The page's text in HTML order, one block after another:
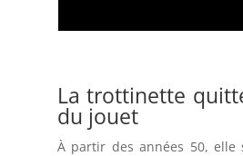
La trottinette
du jouet
À partir des années 50, elle